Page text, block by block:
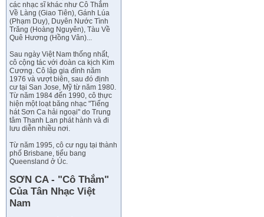
các nhạc sĩ khác như Cô Thắm
Về Làng (Giao Tiên), Gánh Lúa
(Phạm Duy), Duyên Nước Tình
Trăng (Hoàng Nguyên), Tàu Về
Quê Hương (Hồng Vân)...
Sau ngày Việt Nam thống nhất,
cô cộng tác với đoàn ca kịch Kim
Cương. Cô lập gia đình năm
1976 và vượt biên, sau đó định
cư tại San Jose, Mỹ từ năm 1980.
Từ năm 1984 đến 1990, cô thực
hiện một loạt băng nhạc "Tiếng
hát Sơn Ca hải ngoại" do Trung
tâm Thanh Lan phát hành và đi
lưu diễn nhiều nơi.
Từ năm 1995, cô cư ngụ tại thành
phố Brisbane, tiểu bang
Queensland ở Úc.
SƠN CA - "Cô Thắm"
Của Tân Nhạc Việt
Nam